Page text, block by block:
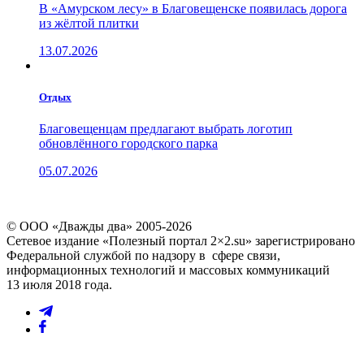
В «Амурском лесу» в Благовещенске появилась дорога
из жёлтой плитки
13.07.2026
Отдых
Благовещенцам предлагают выбрать логотип
обновлённого городского парка
05.07.2026
© ООО «Дважды два» 2005-2026
Сетевое издание «Полезный портал 2×2.su» зарегистрировано
Федеральной службой по надзору в сфере связи,
информационных технологий и массовых коммуникаций
13 июля 2018 года.